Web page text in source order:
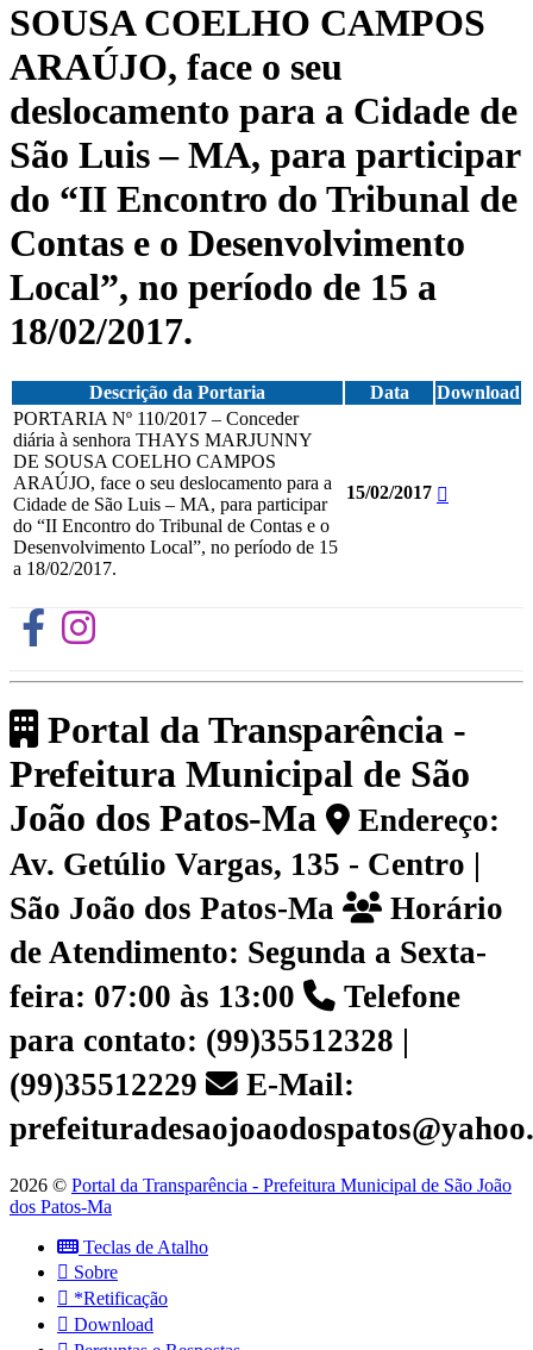
SOUSA COELHO CAMPOS
ARAÚJO, face o seu
deslocamento para a Cidade de
São Luis – MA, para participar
do “II Encontro do Tribunal de
Contas e o Desenvolvimento
Local”, no período de 15 a
18/02/2017.
Descrição da Portaria Data
Download
PORTARIA Nº 110/2017 – Conceder
diária à senhora THAYS MARJUNNY
DE SOUSA COELHO CAMPOS
ARAÚJO, face o seu deslocamento para a
Cidade de São Luis – MA, para participar
do “II Encontro do Tribunal de Contas e o
Desenvolvimento Local”, no período de 15
a 18/02/2017.
15/02/2017
Portal da Transparência -
Prefeitura Municipal de São
João dos Patos-Ma
Endereço:
Av. Getúlio Vargas, 135 - Centro |
São João dos Patos-Ma
Horário
de Atendimento: Segunda a Sexta-
feira: 07:00 às 13:00
Telefone
para contato: (99)35512328 |
(99)35512229
E-Mail:
2026 © Portal da Transparência - Prefeitura Municipal de São João
dos Patos-Ma
Teclas de Atalho
Sobre
*Retificação
Download